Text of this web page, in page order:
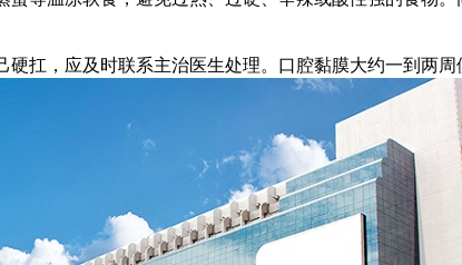
，应及时联系主治医生处理。口腔黏膜大约一到两周